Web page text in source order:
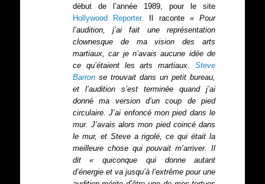
début de l’année 1989, pour le site
Hollywood Reporter. Il raconte« Pour
l’audition, j’ai fait une représentation
clownesque de ma vision des arts
martiaux, car je n’avais aucune idée de
ce qu’étaient les arts martiaux.Steve
Barronse trouvait dans un petit bureau,
et l’audition s’est terminée quand j’ai
donné ma version d’un coup de pied
circulaire. J’ai enfoncé mon pied dans le
mur. J’avais alors mon pied coincé dans
le mur, et Steve a rigolé, ce qui était la
meilleure chose qui pouvait m’arriver. Il
dit « quiconque qui donne autant
d’énergie et va jusqu’à l’extrême pour une